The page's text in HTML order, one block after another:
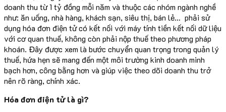
doanh thu từ 1 tỷ đồng mỗi năm và thuộc các nhóm ngành nghề
như: ăn uống, nhà hàng, khách sạn, siêu thị, bán lẻ… phải sử
dụng hóa đơn điện tử có kết nối với máy tính tiền kết nối dữ liệu
với cơ quan thuế, không còn phải nộp thuế theo phương pháp
khoán. Đây được xem là bước chuyển quan trọng trong quản lý
thuế, hứa hẹn sẽ mang đến một môi trường kinh doanh minh
bạch hơn, công bằng hơn và giúp việc theo dõi doanh thu trở
nên rõ ràng, chính xác.
Hóa đơn điện tử là gì?